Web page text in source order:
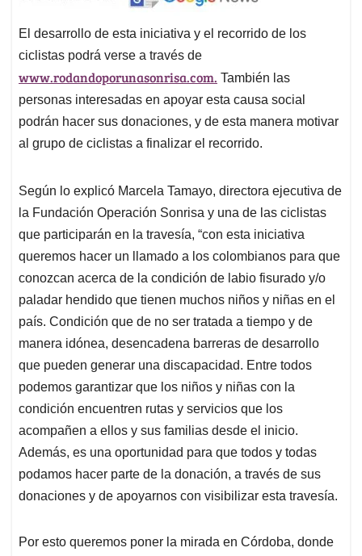
El desarrollo de esta iniciativa y el recorrido de los
ciclistas podrá verse a través de
www.rodandoporunasonrisa.com. También las
personas interesadas en apoyar esta causa social
podrán hacer sus donaciones, y de esta manera motivar
al grupo de ciclistas a finalizar el recorrido.
Según lo explicó Marcela Tamayo, directora ejecutiva de
la Fundación Operación Sonrisa y una de las ciclistas
que participarán en la travesía, “con esta iniciativa
queremos hacer un llamado a los colombianos para que
conozcan acerca de la condición de labio fisurado y/o
paladar hendido que tienen muchos niños y niñas en el
país. Condición que de no ser tratada a tiempo y de
manera idónea, desencadena barreras de desarrollo
que pueden generar una discapacidad. Entre todos
podemos garantizar que los niños y niñas con la
condición encuentren rutas y servicios que los
acompañen a ellos y sus familias desde el inicio.
Además, es una oportunidad para que todos y todas
podamos hacer parte de la donación, a través de sus
donaciones y de apoyarnos con visibilizar esta travesía.
Por esto queremos poner la mirada en Córdoba, donde